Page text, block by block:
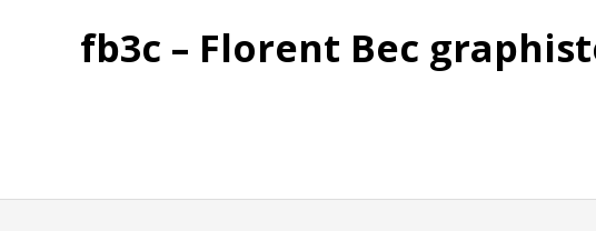
fb3c – Florent Bec